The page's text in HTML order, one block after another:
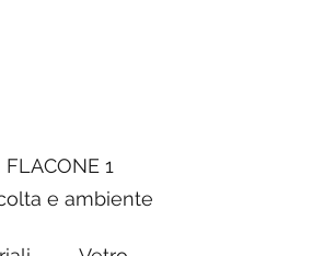
FLACONE 1
e ambiente